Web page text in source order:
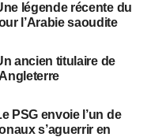
légende récente du
l’Arabie saoudite
ancien titulaire de
PSG envoie l’un de
s’aguerrir en